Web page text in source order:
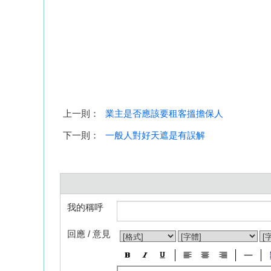
上一則： 業主是否應該要租客搵擔保人
下一則： 一般人對好天遮是有誤解
我的稱呼
回應 / 意見